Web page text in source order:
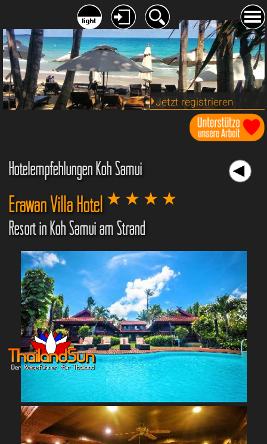
Jetzt registrieren
Hotelempfehlungen Koh Samui
Erawan Villa Hotel
Resort in Koh Samui am Strand